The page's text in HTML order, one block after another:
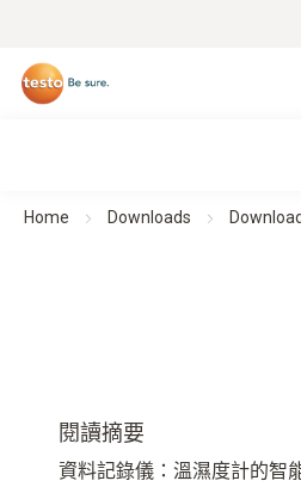
Home Downloads
閱讀摘要
資料記錄儀：溫濕度計的智